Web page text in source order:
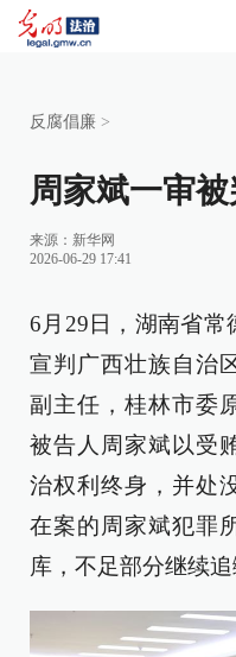
反腐倡廉 >
周家斌一审
来源： 新华网
2026-06-29 17:41
6月29日，湖南省
宣判广西壮族自治
副主任，桂林市委
被告人周家斌以受
治权利终身，并处
在案的周家斌犯罪
库，不足部分继续追